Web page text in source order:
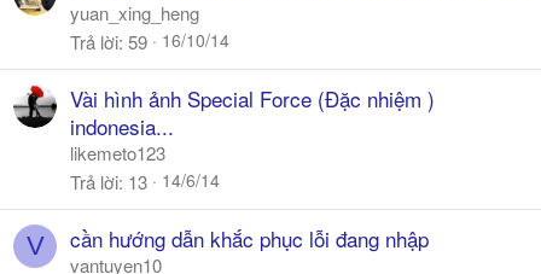
yuan_xing_heng
Trả lời 59 16/10/14
Vài hình ảnh Special Force (Đặc nhiệm )
indonesia...
likemeto123
Trả lời 13 14/6/14
V cần hướng dẫn khắc phục lỗi đang nhập
vantuyen10